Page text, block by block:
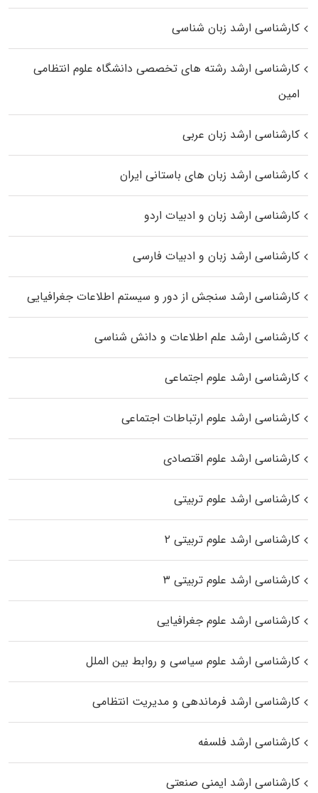
کارشناسی ارشد زبان شناسی
کارشناسی ارشد رﺷﺘﻪ ﻫﺎی تخصصی داﻧﺸﮕﺎه ﻋﻠﻮم انتظامی
اﻣﻴﻦ
کارشناسی ارشد زبان عربی
کارشناسی ارشد زبان‌ های باستانی ایران
کارشناسی ارشد زبان و ادبیات اردو
کارشناسی ارشد زبان و ادبیات فارسی
کارشناسی ارشد سنجش از دور و سیستم اطلاعات جغرافیایی
کارشناسی ارشد علم اطلاعات و دانش شناسی
کارشناسی ارشد علوم اجتماعی
کارشناسی ارشد علوم ارتباطات اجتماعی
کارشناسی ارشد علوم اقتصادی
کارشناسی ارشد علوم تربیتی
کارشناسی ارشد علوم تربیتی ۲
کارشناسی ارشد علوم تربیتی ۳
کارشناسی ارشد علوم جغرافیایی
کارشناسی ارشد علوم سیاسی و روابط بین الملل
کارشناسی ارشد فرماندهی و مدیریت انتظامی
کارشناسی ارشد فلسفه
کارشناسی ارشد ایمنی صنعتی